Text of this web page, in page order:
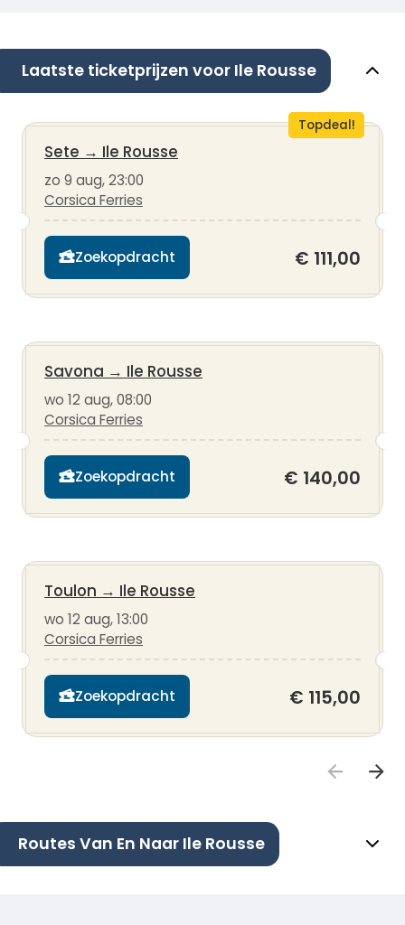
Laatste ticketprijzen voor Ile Rousse
Topdeal!
Sete → Ile Rousse
zo 9 aug, 23:00
Corsica Ferries
Zoekopdracht € 111,00
Savona → Ile Rousse
wo 12 aug, 08:00
Corsica Ferries
Zoekopdracht € 140,00
Toulon → Ile Rousse
wo 12 aug, 13:00
Corsica Ferries
Zoekopdracht € 115,00
Routes Van En Naar Ile Rousse